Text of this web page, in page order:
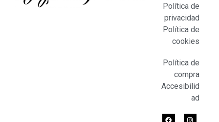
Política de
privacidad
Política de
cookies
Política de
compra
Accesibilid
ad